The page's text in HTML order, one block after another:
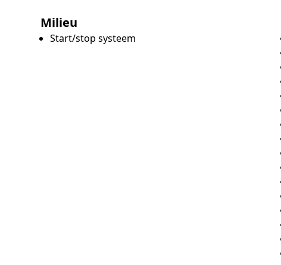
Milieu
Start/stop systeem